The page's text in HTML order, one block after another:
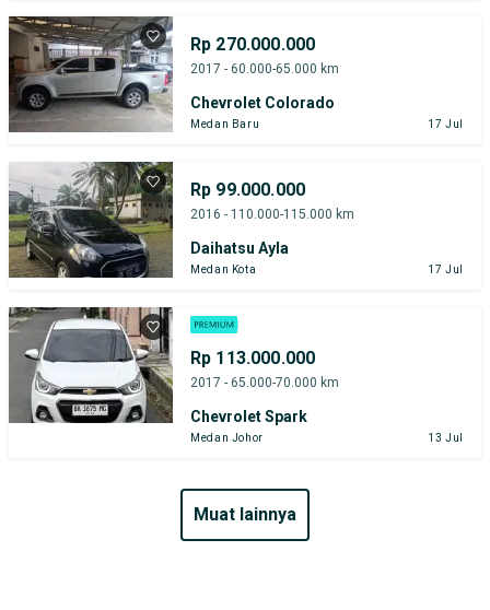
Rp 270.000.000
2017 - 60.000-65.000 km
Chevrolet Colorado
Medan Baru 17 Jul
Rp 99.000.000
2016 - 110.000-115.000 km
Daihatsu Ayla
Medan Kota 17 Jul
Rp 113.000.000
2017 - 65.000-70.000 km
Chevrolet Spark
Medan Johor 13 Jul
muat lainnya